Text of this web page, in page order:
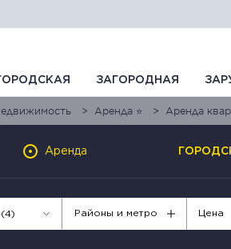
ЗАГОРОДНАЯ
Аренда ⭐ Аренда
Аренда
Районы и метро Цена